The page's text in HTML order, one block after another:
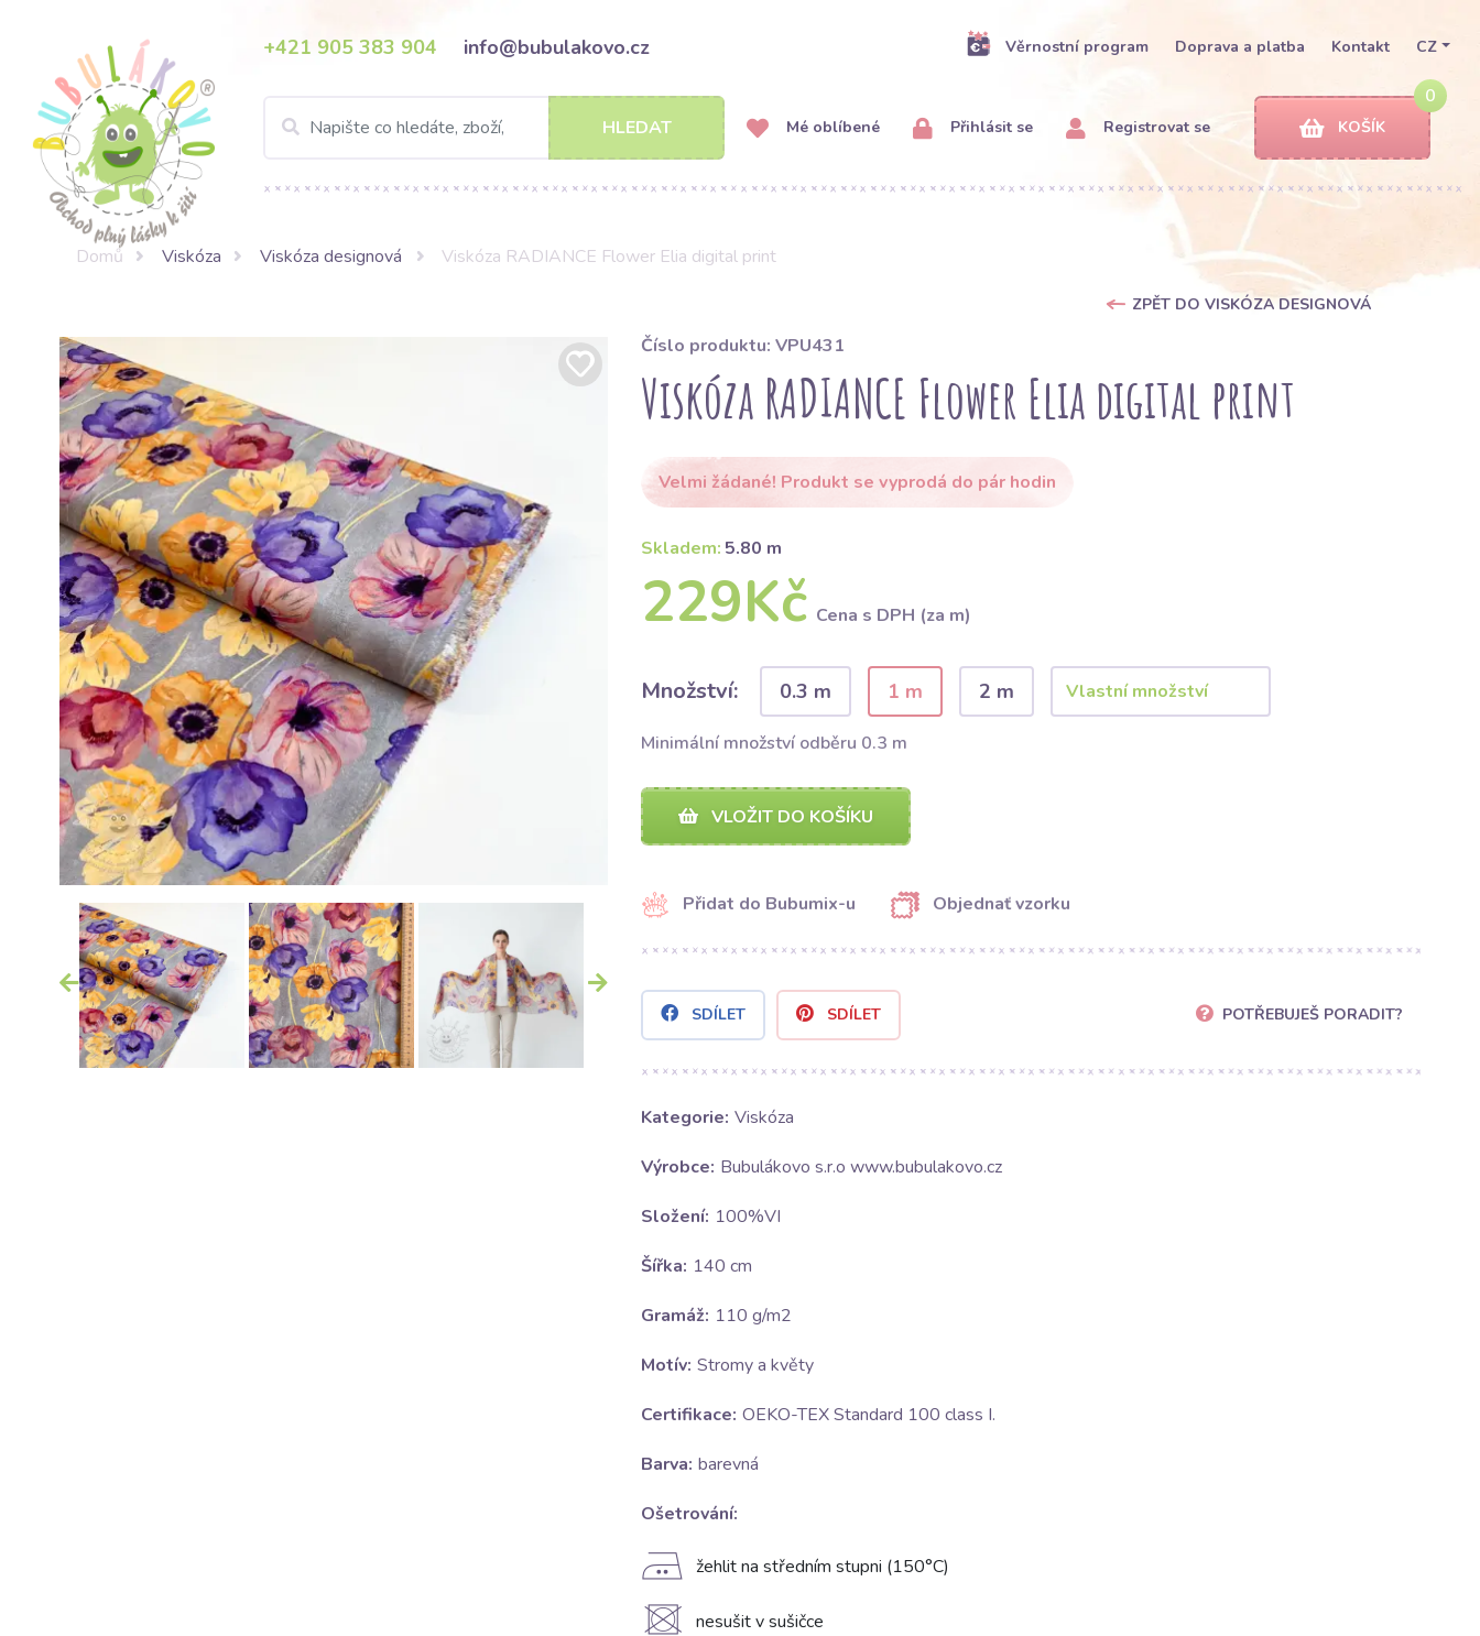
+421 905 383 904 info@bubulakovo.cz Věrnostní program Doprava a platba Kontakt CZ
HLEDAT Mé oblíbené Přihlásit se Registrovat se
0
KOŠÍK
Domů Viskóza Viskóza designová Viskóza RADIANCE Flower Elia digital print
ZPĚT DO VISKÓZA DESIGNOVÁ
Číslo produktu: VPU431
Viskóza RADIANCE Flower Elia digital print
Velmi žádané! Produkt se vyprodá do pár hodin
Skladem: 5.80 m
229Kč Cena s DPH (za m)
Množství: 0.3 m 1 m 2 m
Minimální množství odběru 0.3 m
VLOŽIT DO KOŠÍKU
Přidat do Bubumix-u Objednať vzorku
SDÍLET SDÍLET POTŘEBUJEŠ PORADIT?
Kategorie: Viskóza
Výrobce: Bubulákovo s.r.o www.bubulakovo.cz
Složení: 100%VI
Šířka: 140 cm
Gramáž: 110 g/m2
Motív: Stromy a květy
Certifikace: OEKO-TEX Standard 100 class I.
Barva: barevná
Ošetrování:
E žehlit na středním stupni (150°C)
nesušit v sušičce